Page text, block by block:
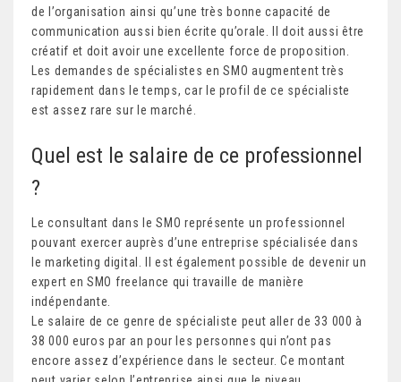
de l’organisation ainsi qu’une très bonne capacité de
communication aussi bien écrite qu’orale. Il doit aussi être
créatif et doit avoir une excellente force de proposition.
Les demandes de spécialistes en SMO augmentent très
rapidement dans le temps, car le profil de ce spécialiste
est assez rare sur le marché.
Quel est le salaire de ce professionnel
?
Le consultant dans le SMO représente un professionnel
pouvant exercer auprès d’une entreprise spécialisée dans
le marketing digital. Il est également possible de devenir un
expert en SMO freelance qui travaille de manière
indépendante.
Le salaire de ce genre de spécialiste peut aller de 33 000 à
38 000 euros par an pour les personnes qui n’ont pas
encore assez d’expérience dans le secteur. Ce montant